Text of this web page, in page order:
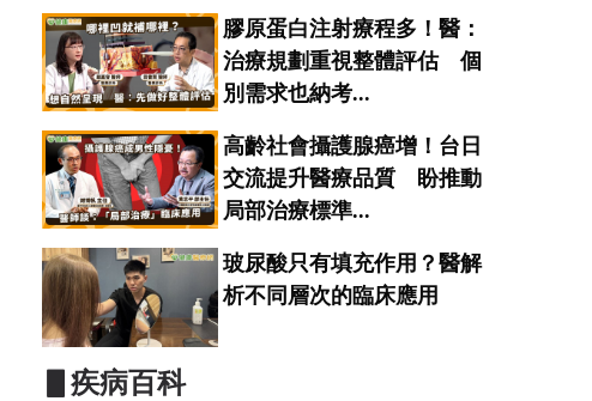
膠原蛋白注射療程多！醫：
治療規劃重視整體評估 個
別需求也納考...
高齡社會攝護腺癌增！台日
交流提升醫療品質 盼推動
局部治療標準...
玻尿酸只有填充作用？醫解
析不同層次的臨床應用
▋疾病百科